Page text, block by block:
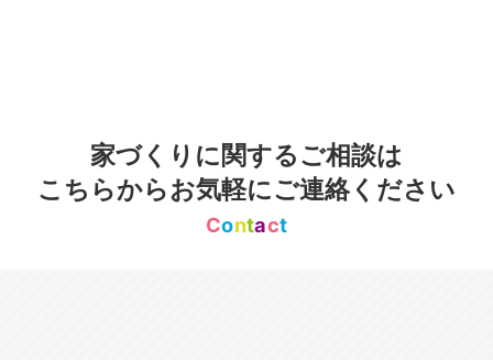
家づくりに関するご相談は
こちらからお気軽にご連絡ください
Contact